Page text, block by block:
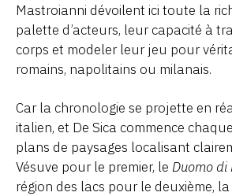
Mastroianni dévoilent ici toute la
palette d’acteurs, leur capacité à
corps et modeler leur jeu pour
romains, napolitains ou milanais.
Car la chronologie se projette en
italien, et De Sica commence
plans de paysages localisant
Vésuve pour le premier, le Duomo di
région des lacs pour le deuxième,